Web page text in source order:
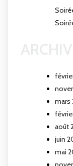
mars
août
juin
mai